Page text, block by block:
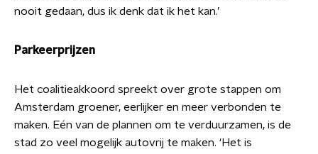
nooit gedaan, dus ik denk dat ik het kan.’
Parkeerprijzen
Het coalitieakkoord spreekt over grote stappen om
Amsterdam groener, eerlijker en meer verbonden te
maken. Eén van de plannen om te verduurzamen, is de
stad zo veel mogelijk autovrij te maken. ‘Het is